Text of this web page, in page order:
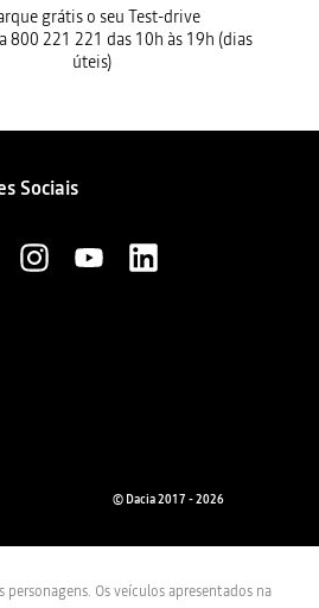
grátis o seu Test-drive
800 221 221 das 10h às 19h (dias
úteis)
Sociais
© Dacia 2017 - 2026
Os veículos apresentados na